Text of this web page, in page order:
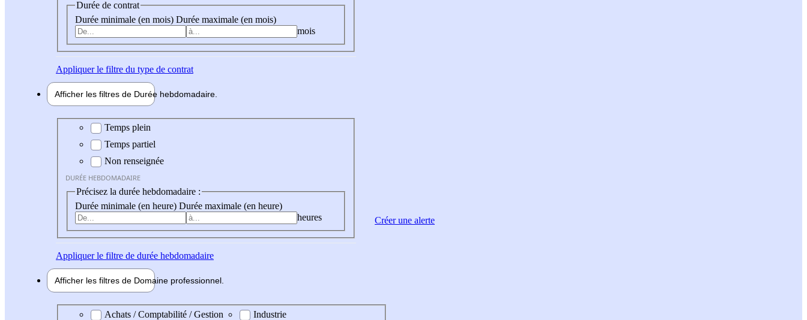
Durée de contrat
Durée minimale (en mois) Durée maximale (en mois)
mois
Appliquerle filtre du type de contrat
Afficher les filtres de Durée hebdomadaire
Durée hebdomadaire
Temps plein
Temps partiel
Non renseignée
DURÉE HEBDOMADAIRE
Précisez la durée hebdomadaire :
Durée minimale (en heure) Durée maximale (en heure)
heures
Appliquerle filtre de durée hebdomadaire
Afficher les filtres de Domaine professionnel
Domaine professionel
Achats / Comptabilité / Gestion
Industrie
Créer une alerte